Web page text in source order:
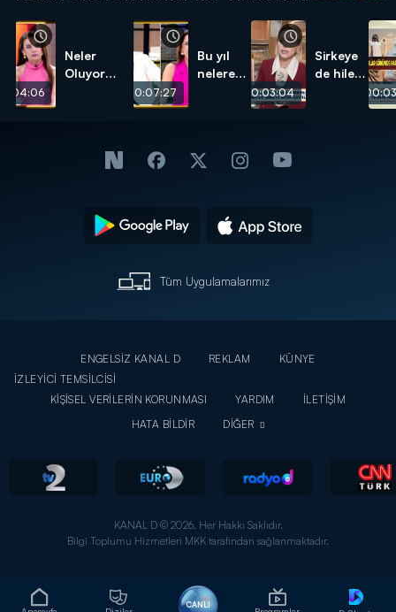
CANLI
Neler
Oluyor
00:07:27
Bu yıl
nelere
00:03:04
Sirkeye
de hile
Tüm Uygulamalarımız
ENGELSİZ KANAL D REKLAM
KÜNYE
İZLEYİCİ TEMSİLCİSİ
KİŞİSEL VERİLERİN KORUNMASI
YARDIM
İLETİŞİM
HATA BİLDİR
DİĞER
KANAL D © 2026. Her Hakkı Saklıdır.
Bilgi Toplumu Hizmetleri MKK tarafından sağlanmaktadır.